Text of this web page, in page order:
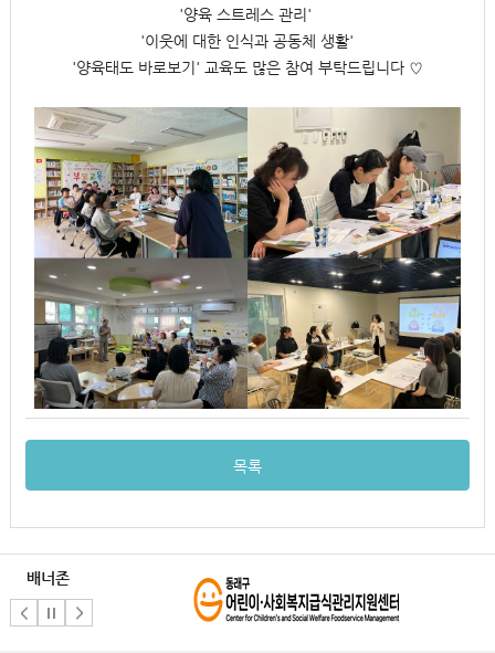
'양육 스트레스 관리'
'이웃에 대한 인식과 공동체 생활'
'양육태도 바로보기' 교육도 많은 참여 부탁드립니다 ♡
목록
배너존